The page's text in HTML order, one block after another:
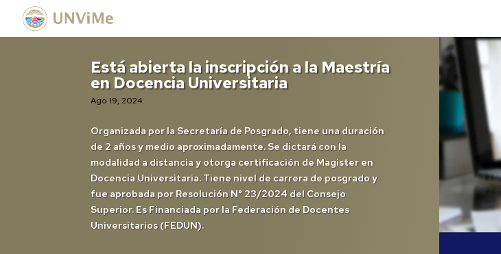
Está abierta la inscripción a la Maestría
en Docencia Universitaria
Ago 19, 2024
Organizada por la Secretaría de Posgrado, tiene una duración
de 2 años y medio aproximadamente. Se dictará con la
modalidad a distancia y otorga certificación de Magister en
Docencia Universitaria. Tiene nivel de carrera de posgrado y
fue aprobada por Resolución N° 23/2024 del Consejo
Superior. Es Financiada por la Federación de Docentes
Universitarios (FEDUN).